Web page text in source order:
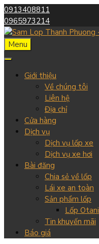
0913408811
0965973214
Menu
Giới thiệu
Về chúng tôi
Liên hệ
Địa chỉ
Cửa hàng
Dịch vụ
Dịch vụ lốp xe
Dịch vụ xe hơi
Bài đăng
Chia sẻ về lốp
Lái xe an toàn
Sản phẩm lốp
Lốp Otani
Tin khuyến mãi
Báo giá